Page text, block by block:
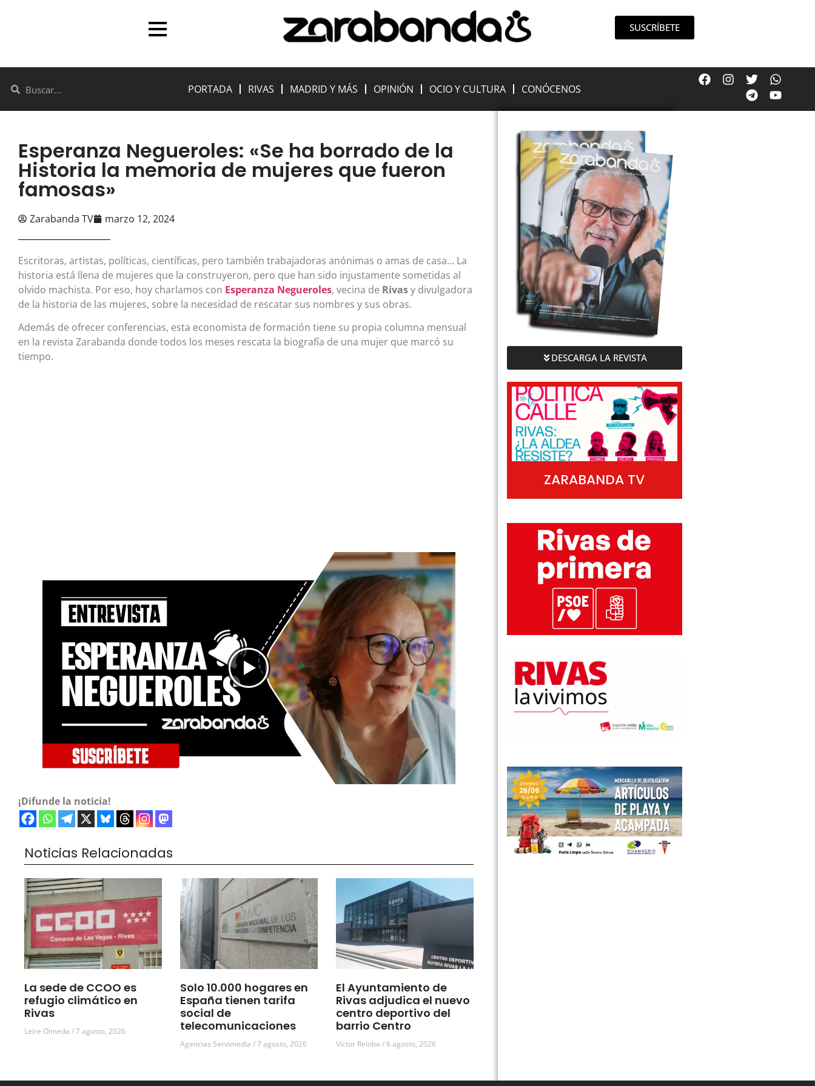
SUSCRÍBETE
PORTADA RIVAS MADRID Y MÁS OPINIÓN OCIO Y CULTURA CONÓCENOS
Esperanza Negueroles: «Se ha borrado de la
Historia la memoria de mujeres que fueron
famosas»
Zarabanda TV marzo 12, 2024
Escritoras, artistas, políticas, científicas, pero también trabajadoras anónimas o amas de casa… La
historia está llena de mujeres que la construyeron, pero que han sido injustamente sometidas al
olvido machista. Por eso, hoy charlamos con Esperanza Negueroles, vecina de Rivasy divulgadora
de la historia de las mujeres, sobre la necesidad de rescatar sus nombres y sus obras.
Además de ofrecer conferencias, esta economista de formación tiene su propia columna mensual
en la revista Zarabanda donde todos los meses rescata la biografía de una mujer que marcó su
tiempo.
¡Difunde la noticia!
Noticias Relacionadas
La sede de CCOO es
refugio climático en
Rivas
Leire Olmeda 7 agosto, 2026
Solo 10.000 hogares en
España tienen tarifa
social de
telecomunicaciones
Agencias Servimedia 7 agosto, 2026
El Ayuntamiento de
Rivas adjudica el nuevo
centro deportivo del
barrio Centro
Víctor Reloba 6 agosto, 2026
DESCARGA LA REVISTA
ZARABANDA TV